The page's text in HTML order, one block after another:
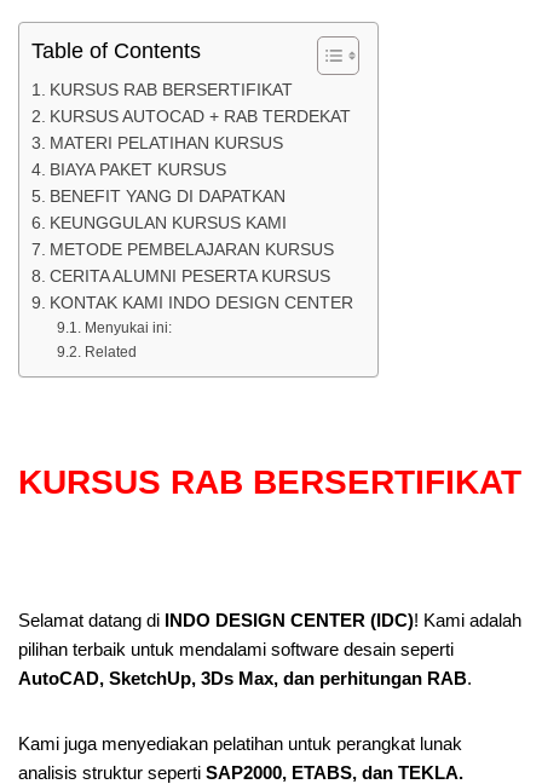
Table of Contents
KURSUS RAB BERSERTIFIKAT
KURSUS AUTOCAD + RAB TERDEKAT
MATERI PELATIHAN KURSUS
BIAYA PAKET KURSUS
BENEFIT YANG DI DAPATKAN
KEUNGGULAN KURSUS KAMI
METODE PEMBELAJARAN KURSUS
CERITA ALUMNI PESERTA KURSUS
KONTAK KAMI INDO DESIGN CENTER
Menyukai ini:
Related
KURSUS RAB BERSERTIFIKAT
Selamat datang di INDO DESIGN CENTER (IDC)! Kami adalah
pilihan terbaik untuk mendalami software desain seperti
AutoCAD, SketchUp, 3Ds Max, dan perhitungan RAB.
Kami juga menyediakan pelatihan untuk perangkat lunak
analisis struktur seperti SAP2000, ETABS, dan TEKLA.